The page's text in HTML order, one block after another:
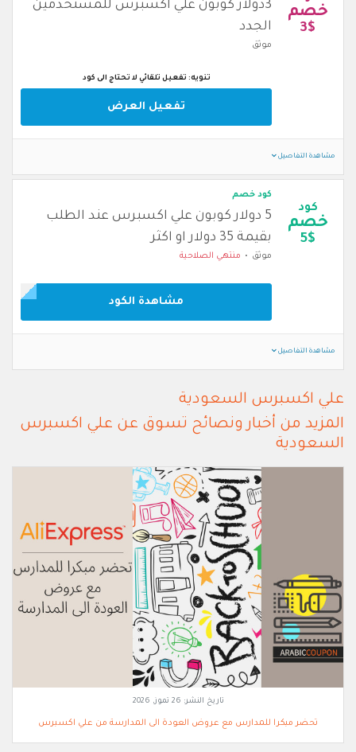
خصم
3$
3دولار كوبون علي اكسبرس للمستخدمين
الجدد
موثق
تنويه: تفعيل تلقائي لا تحتاج الى كود
تفعيل العرض
مشاهدة التفاصيل
كود
خصم
5$
كود خصم
5 دولار كوبون علي اكسبرس عند الطلب
بقيمة 35 دولار او اكثر
موثق منتهي الصلاحية
مشاهدة الكود
مشاهدة التفاصيل
علي اكسبرس السعودية
المزيد من أخبار ونصائح تسوق عن علي اكسبرس
السعودية
تاريخ النشر: 26 تموز, 2026
تحضر مبكرا للمدارس مع عروض العودة الى المدارسة من علي اكسبرس